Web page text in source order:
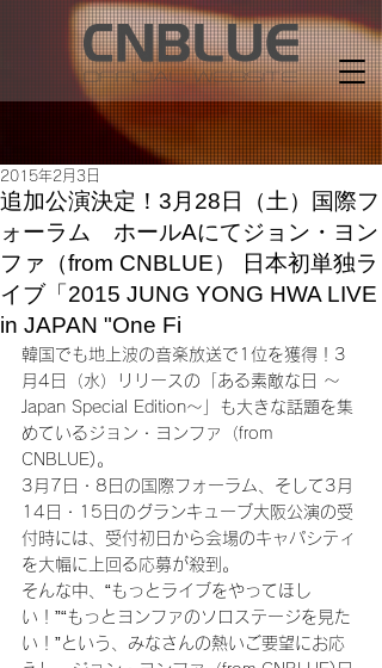
追加公演決定！3月28日（土）国際フ
ォーラム ホールAにてジョン・ヨン
ファ（from CNBLUE） 日本初単独ラ
イブ「2015 JUNG YONG HWA LIVE
in JAPAN "One Fi
2015年2月3日
韓国でも地上波の音楽放送で1位を獲得！3
月4日（水）リリースの「ある素敵な日 ～
Japan Special Edition～」も大きな話題を集
めているジョン・ヨンファ（from
CNBLUE)。
3月7日・8日の国際フォーラム、そして3月
14日・15日のグランキューブ大阪公演の受
付時には、受付初日から会場のキャパシティ
を大幅に上回る応募が殺到。
そんな中、“もっとライブをやってほし
い！”“もっとヨンファのソロステージを見た
い！”という、みなさんの熱いご要望にお応